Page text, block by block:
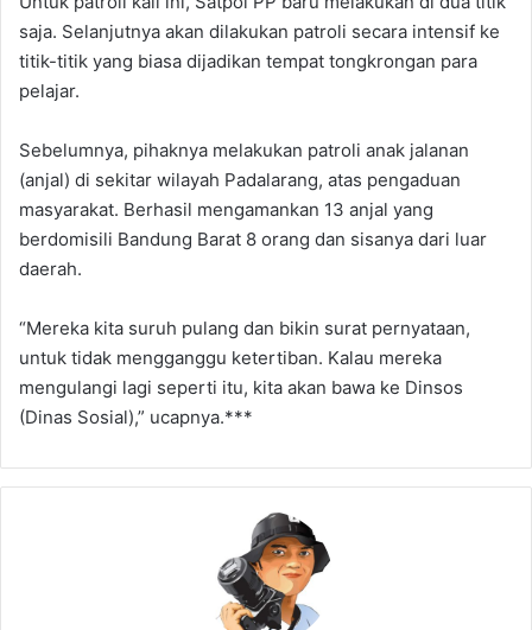
saja. Selanjutnya akan dilakukan patroli secara intensif ke
titik-titik yang biasa dijadikan tempat tongkrongan para
pelajar.
Sebelumnya, pihaknya melakukan patroli anak jalanan
(anjal) di sekitar wilayah Padalarang, atas pengaduan
masyarakat. Berhasil mengamankan 13 anjal yang
berdomisili Bandung Barat 8 orang dan sisanya dari luar
daerah.
“Mereka kita suruh pulang dan bikin surat pernyataan,
untuk tidak mengganggu ketertiban. Kalau mereka
mengulangi lagi seperti itu, kita akan bawa ke Dinsos
(Dinas Sosial),” ucapnya.***